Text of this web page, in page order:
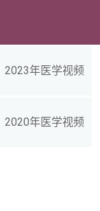
2023年医学视频
2020年医学视频